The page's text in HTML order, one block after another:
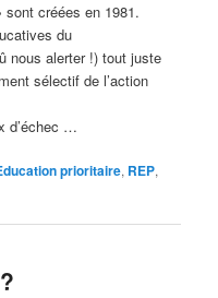
sont créées en 1981.
du
nous alerter !) tout juste
sélectif de l’action
d’échec …
prioritaire, REP,